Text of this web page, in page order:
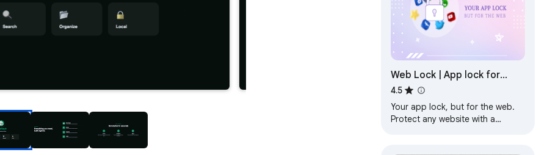
Web Lock | App lock for
websites
4.5
Your app lock, but for the web.
Protect any website with a